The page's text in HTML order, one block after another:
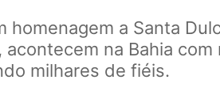
homenagem a Santa
acontecem na Bahia
milhares de fiéis.